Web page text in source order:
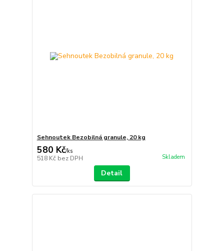
Sehnoutek Bezobilná granule, 20 kg
580 Kč/ks
518 Kč bez DPH Skladem
Detail